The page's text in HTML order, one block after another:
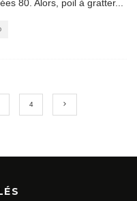
80. Alors, poil à gratter...
4